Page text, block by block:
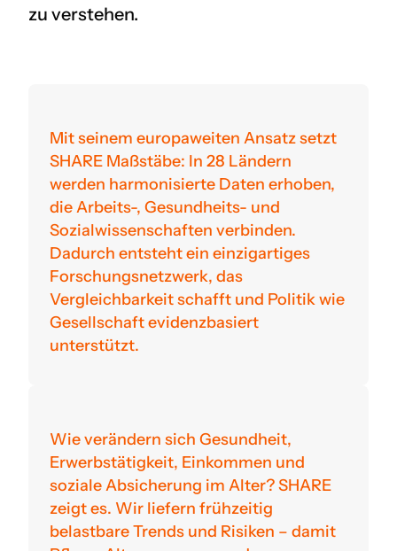
zu verstehen.
Mit seinem europaweiten Ansatz setzt
SHARE Maßstäbe: In 28 Ländern
werden harmonisierte Daten erhoben,
die Arbeits-, Gesundheits- und
Sozialwissenschaften verbinden.
Dadurch entsteht ein einzigartiges
Forschungsnetzwerk, das
Vergleichbarkeit schafft und Politik wie
Gesellschaft evidenzbasiert
unterstützt.
Wie verändern sich Gesundheit,
Erwerbstätigkeit, Einkommen und
soziale Absicherung im Alter? SHARE
zeigt es. Wir liefern frühzeitig
belastbare Trends und Risiken – damit